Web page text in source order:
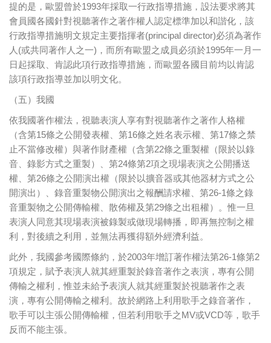
提的是，歐盟曾於1993年採取一行政指導措施，設法要求將其
會員國各國針對視聽著作之著作權人認定標準加以和諧化，該
行政指導措施明文規定主要指揮者(principal director)必須為著作
人(或共同著作人之一)，而所有歐盟之成員必須於1995年一月一
日起採取、肯認此項行政指導措施，而歐盟各國目前均以肯認
該項行政指導並加以明文化。
（五）我國
依我國著作權法，視聽表演人享有對視聽著作之著作人格權
（含第15條之公開發表權、第16條之姓名表示權、第17條之禁
止不當修改權）與著作財產權（含第22條之重製權（限於以錄
音、錄影方式之重製）、第24條第2項之現場表演之公開播送
權、第26條之公開演出權（限於以擴音器或其他器材方式之公
開演出）、錄音重製物公開演出之報酬請求權、第26-1條之錄
音重製物之公開傳輸權、散佈權及第29條之出租權）。惟一旦
表演人同意其現場表演被錄製或做現場轉播，即再無控制之權
利，對後續之利用，並無法再獲得額外經濟利益。
此外，我國參考國際條約，於2003年增訂著作權法第26-1條第2
項規定，賦予表演人就其經重製於錄音著作之表演，專有公開
傳輸之權利，惟並未給予表演人就其經重製於視聽著作之表
演，專有公開傳輸之權利。故於網路上利用歌手之錄音著作，
歌手可以主張公開傳輸權，但若利用歌手之MV或VCD等，歌手
反而不能主張。